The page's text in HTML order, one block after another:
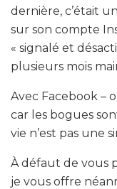
dernière, c’était
sur son compte
« signalé et
plusieurs mois
Avec Facebook –
car les bogues
vie n’est pas une
À défaut de vous
je vous offre